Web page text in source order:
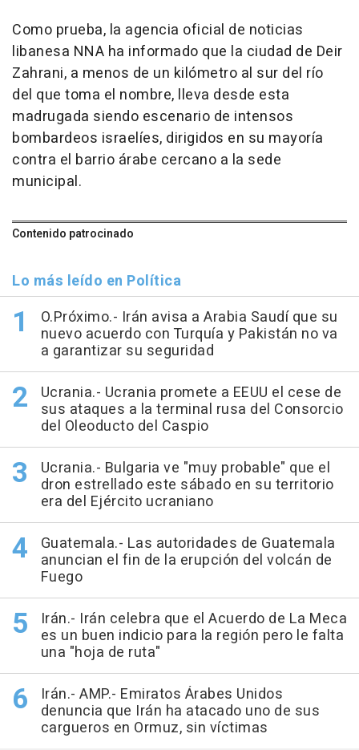
Como prueba, la agencia oficial de noticias
libanesa NNA ha informado que la ciudad de Deir
Zahrani, a menos de un kilómetro al sur del río
del que toma el nombre, lleva desde esta
madrugada siendo escenario de intensos
bombardeos israelíes, dirigidos en su mayoría
contra el barrio árabe cercano a la sede
municipal.
Contenido patrocinado
Lo más leído en Política
O.Próximo.- Irán avisa a Arabia Saudí que su
nuevo acuerdo con Turquía y Pakistán no va
a garantizar su seguridad
Ucrania.- Ucrania promete a EEUU el cese de
sus ataques a la terminal rusa del Consorcio
del Oleoducto del Caspio
Ucrania.- Bulgaria ve "muy probable" que el
dron estrellado este sábado en su territorio
era del Ejército ucraniano
Guatemala.- Las autoridades de Guatemala
anuncian el fin de la erupción del volcán de
Fuego
Irán.- Irán celebra que el Acuerdo de La Meca
es un buen indicio para la región pero le falta
una "hoja de ruta"
Irán.- AMP.- Emiratos Árabes Unidos
denuncia que Irán ha atacado uno de sus
cargueros en Ormuz, sin víctimas